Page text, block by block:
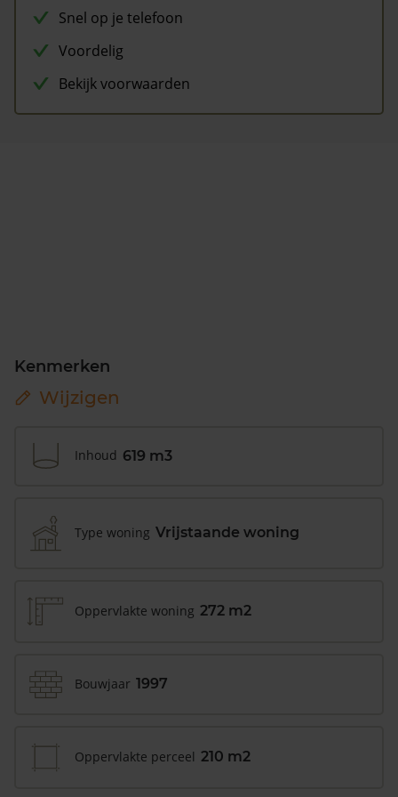
Snel op je telefoon
Voordelig
Bekijk voorwaarden
Kenmerken
Wijzigen
Inhoud 619 m3
Type woning Vrijstaande woning
Oppervlakte woning 272 m2
Bouwjaar 1997
Oppervlakte perceel 210 m2